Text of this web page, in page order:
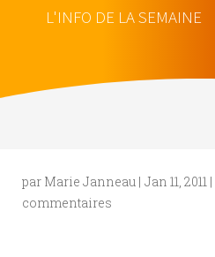
L'INFO DE LA SEMAINE
par Marie Janneau | Jan 11, 2011|
commentaires